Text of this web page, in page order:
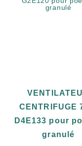
CENTRIFUGE
D4E133 pour
granulé